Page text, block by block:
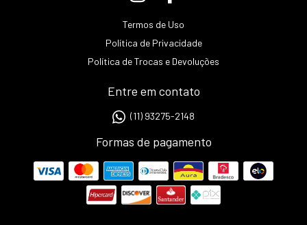
Termos de Uso
Política de Privacidade
Política de Trocas e Devoluções
Entre em contato
(11) 93275-2148
Formas de pagamento